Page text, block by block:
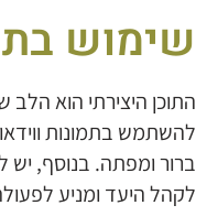
שימוש
התוכן היצירתי הוא
להשתמש בתמונות
ברור ומפתה. בנוסף,
לקהל היעד ומניע